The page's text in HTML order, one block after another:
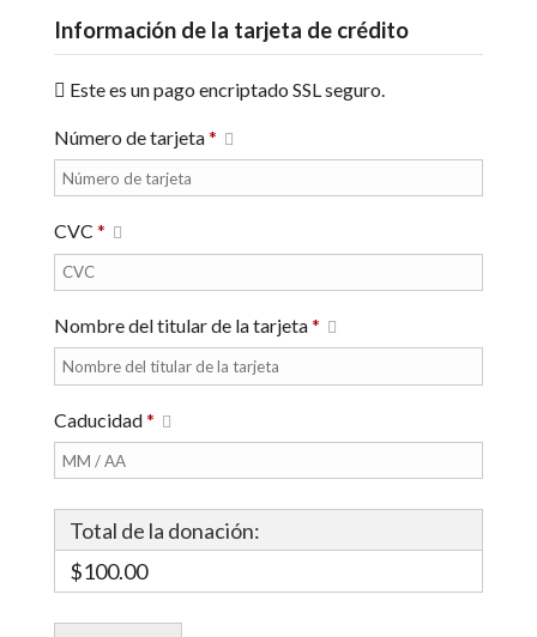
Información de la tarjeta de crédito
Este es un pago encriptado SSL seguro.
Número de tarjeta*
CVC *
Nombre del titular de la tarjeta*
Caducidad*
Total de la donación:
$100.00